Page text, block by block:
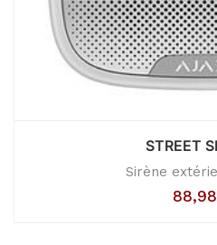
STREET
Sirène
88,98